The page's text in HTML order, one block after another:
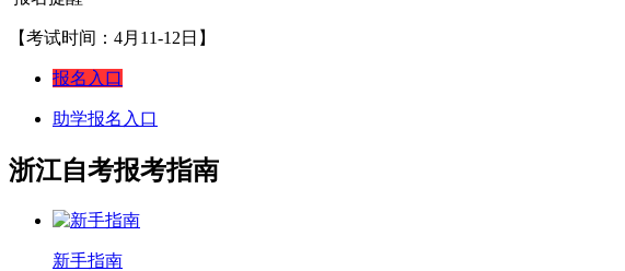
【考试时间：4月11-12日】
报名入口
助学报名入口
浙江自考报考指南
新手指南